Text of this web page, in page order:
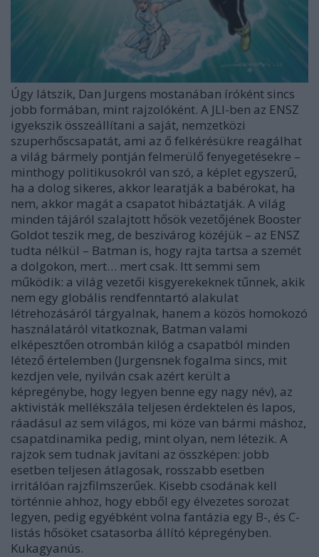
Úgy látszik, Dan Jurgens mostanában íróként sincs
jobb formában, mint rajzolóként. A JLI-ben az ENSZ
igyekszik összeállítani a saját, nemzetközi
szuperhőscsapatát, ami az ő felkérésükre reagálhat
a világ bármely pontján felmerülő fenyegetésekre –
minthogy politikusokról van szó, a képlet egyszerű,
ha a dolog sikeres, akkor learatják a babérokat, ha
nem, akkor magát a csapatot hibáztatják. A világ
minden tájáról szalajtott hősök vezetőjének Booster
Goldot teszik meg, de beszivárog közéjük – az ENSZ
tudta nélkül – Batman is, hogy rajta tartsa a szemét
a dolgokon, mert… mert csak. Itt semmi sem
működik: a világ vezetői kisgyerekeknek tűnnek, akik
nem egy globális rendfenntartó alakulat
létrehozásáról tárgyalnak, hanem a közös homokozó
használatáról vitatkoznak, Batman valami
elképesztően otrombán kilóg a csapatból minden
létező értelemben (Jurgensnek fogalma sincs, mit
kezdjen vele, nyilván csak azért került a
képregénybe, hogy legyen benne egy nagy név), az
aktivisták mellékszála teljesen érdektelen és lapos,
ráadásul az sem világos, mi köze van bármi máshoz,
csapatdinamika pedig, mint olyan, nem létezik. A
rajzok sem tudnak javítani az összképen: jobb
esetben teljesen átlagosak, rosszabb esetben
irritálóan rajzfilmszerűek. Kisebb csodának kell
történnie ahhoz, hogy ebből egy élvezetes sorozat
legyen, pedig egyébként volna fantázia egy B-, és C-
listás hősöket csatasorba állító képregényben.
Kukagyanús.